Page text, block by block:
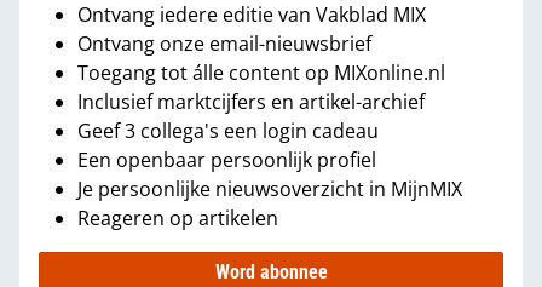
Ontvang iedere editie van Vakblad MIX
Ontvang onze email-nieuwsbrief
Toegang tot álle content op MIXonline.nl
Inclusief marktcijfers en artikel-archief
Geef 3 collega's een login cadeau
Een openbaar persoonlijk profiel
Je persoonlijke nieuwsoverzicht in MijnMIX
Reageren op artikelen
Word abonnee